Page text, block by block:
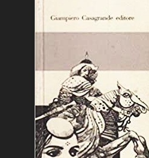
Giampiero Casagrande editore
Biblioteca letteraria Nord-Sud
Attualità & Studi